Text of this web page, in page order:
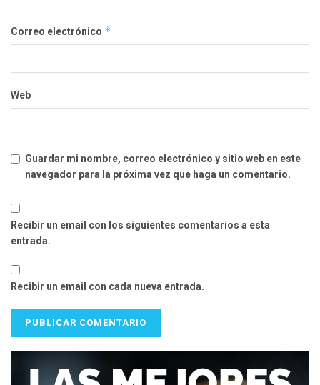
Correo electrónico *
Web
Guardar mi nombre, correo electrónico y sitio web en este
navegador para la próxima vez que haga un comentario.
Recibir un email con los siguientes comentarios a esta
entrada.
Recibir un email con cada nueva entrada.